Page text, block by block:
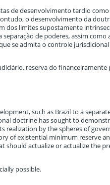
de desenvolvimento tardio
o desenvolvimento da
dos limites supostamente
separação de poderes, assim
se admita o controle
reserva do financeiramente
such as Brazil to a
doctrine has sought to
by the spheres of
of existential minimum reserve
actualize or actualize the
possible.